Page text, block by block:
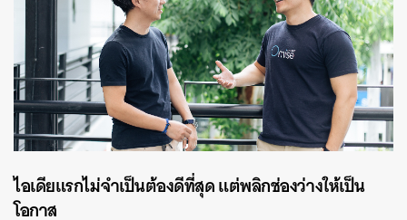
ไอเดียแรกไม่จำเป็นต้องดีที่สุด แต่พลิกช่องว่างให้เป็น
โอกาส